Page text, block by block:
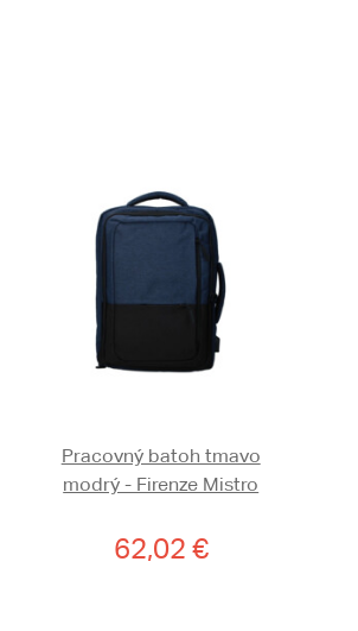
Pracovný batoh tmavo
modrý - Firenze Mistro
62,02 €